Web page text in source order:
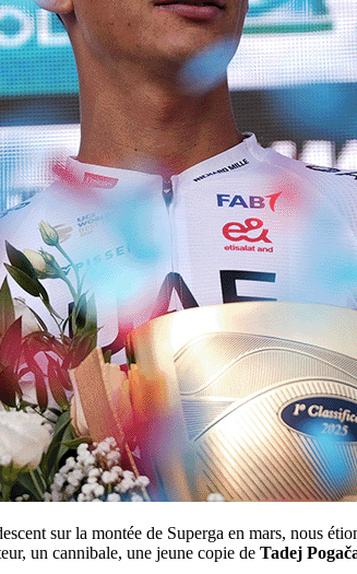
sur la montée de Superga en mars, nous
un cannibale, une jeune copie de Tadej